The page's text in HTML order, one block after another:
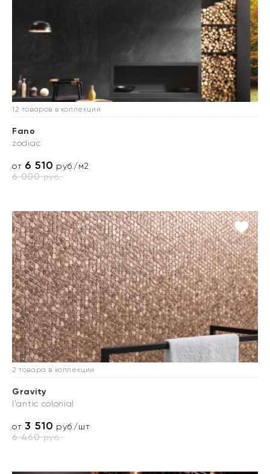
12 товаров в коллекции
Fano
zodiac
от 6 510 руб./м2
6 000руб.
2 товара в коллекции
Gravity
l'antic colonial
от3 510 руб./шт
6 460руб.